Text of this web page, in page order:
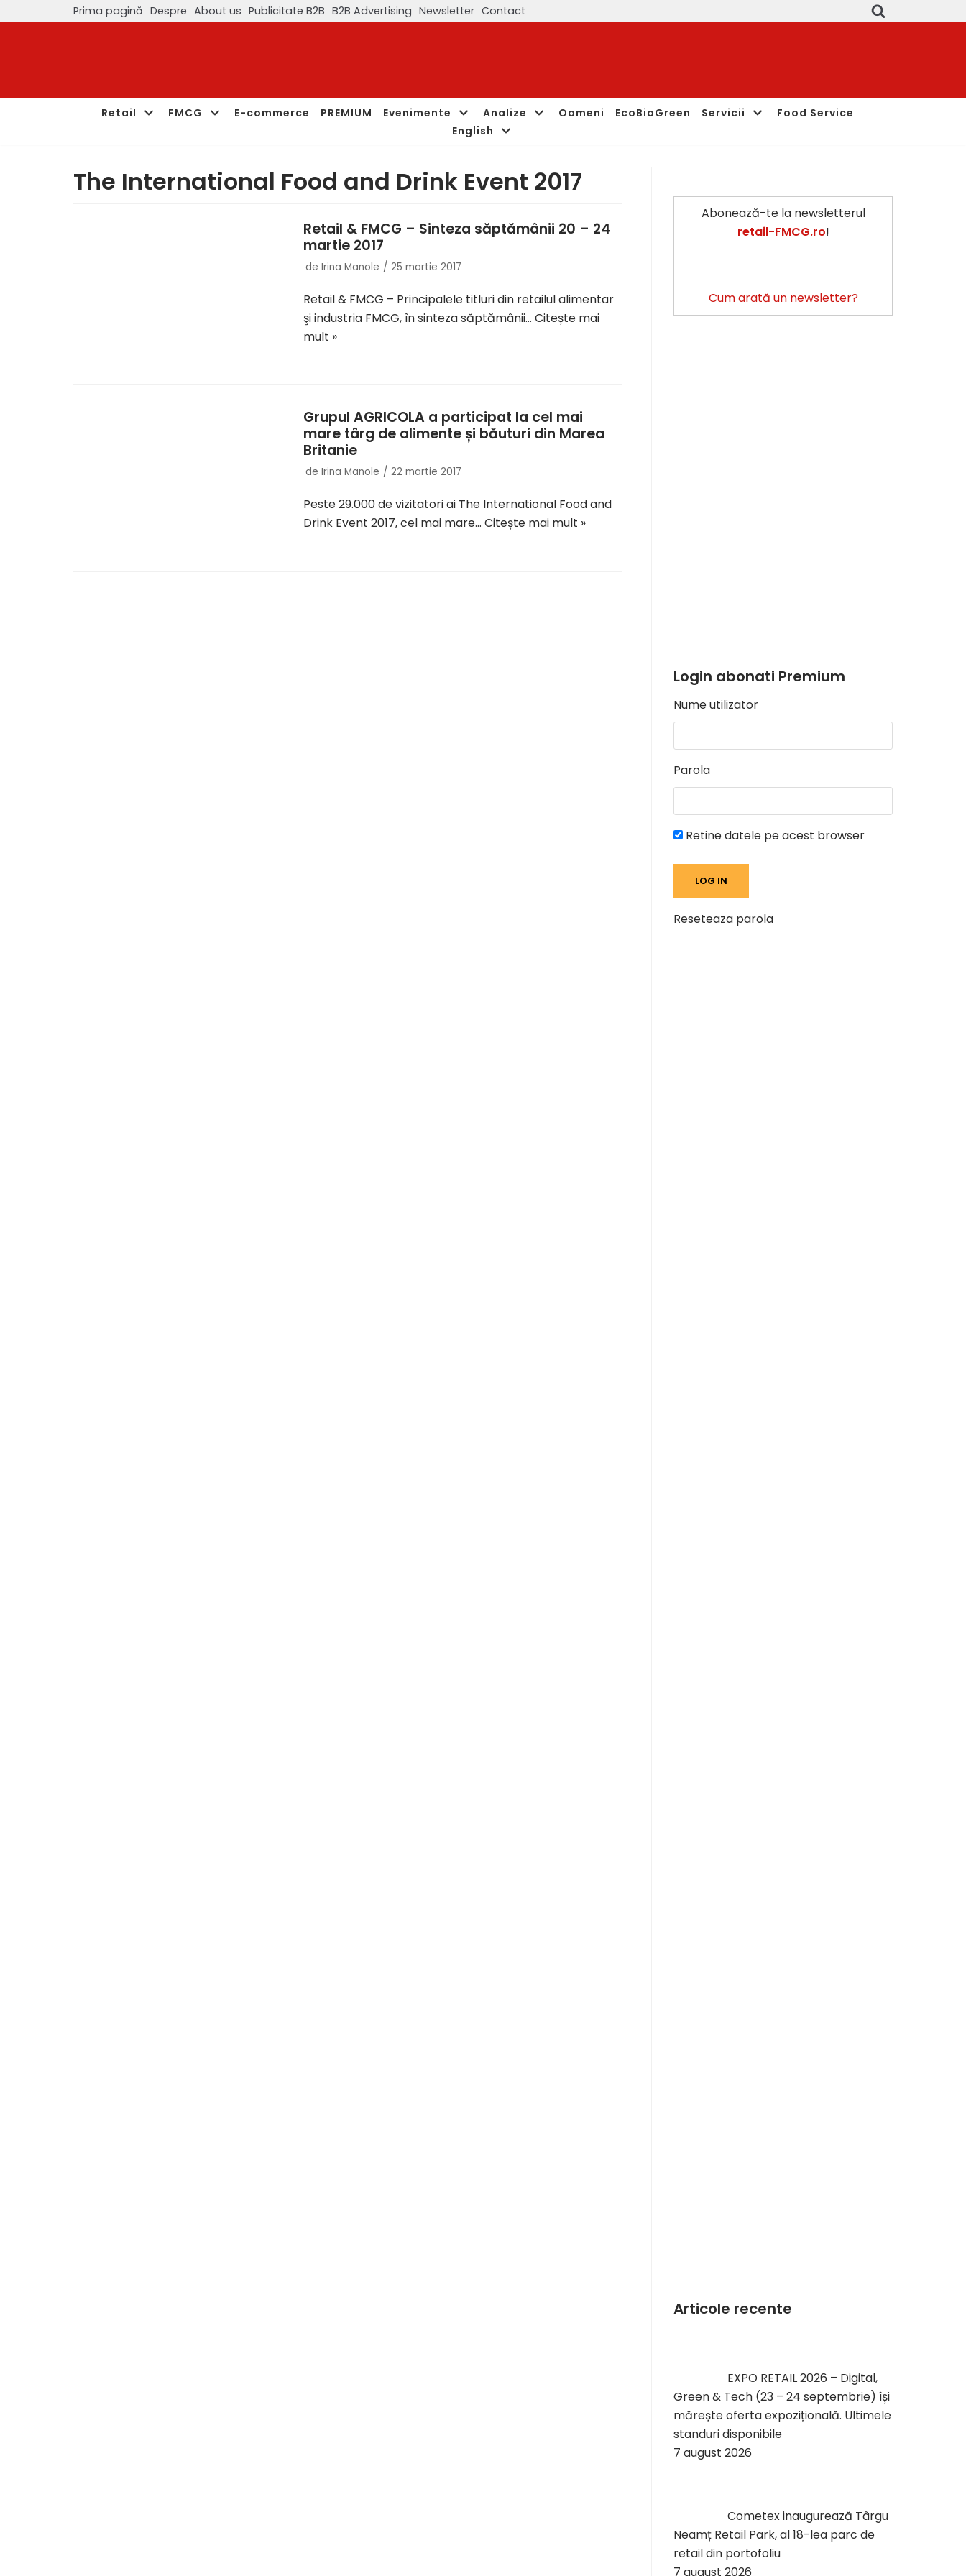
Prima pagină Despre About us Publicitate B2B B2B Advertising Newsletter Contact
Retail FMCG E-commerce PREMIUM Evenimente Analize Oameni EcoBioGreen Servicii
Food Service
English
The International Food and Drink Event 2017
Retail & FMCG – Sinteza săptămânii 20 – 24
martie 2017
de Irina Manole 25 martie 2017
Retail & FMCG – Principalele titluri din retailul alimentar
şi industria FMCG, în sinteza săptămânii… Citește mai
mult »
Grupul AGRICOLA a participat la cel mai
mare târg de alimente și băuturi din Marea
Britanie
de Irina Manole 22 martie 2017
Peste 29.000 de vizitatori ai The International Food and
Drink Event 2017, cel mai mare… Citește mai mult »
Abonează-te la newsletterul
retail-FMCG.ro!
Cum arată un newsletter?
Login abonati Premium
Nume utilizator
Parola
Retine datele pe acest browser
Reseteaza parola
Articole recente
EXPO RETAIL 2026 – Digital,
Green & Tech (23 – 24 septembrie) își
mărește oferta expozițională. Ultimele
standuri disponibile
7 august 2026
Cometex inaugurează Târgu
Neamț Retail Park, al 18-lea parc de
retail din portofoliu
7 august 2026